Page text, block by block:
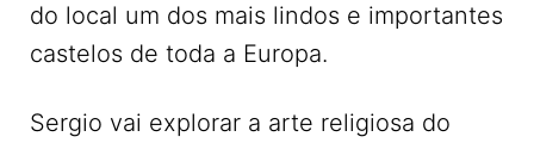
do local um dos mais lindos e importantes
castelos de toda a Europa.
Sergio vai explorar a arte religiosa do